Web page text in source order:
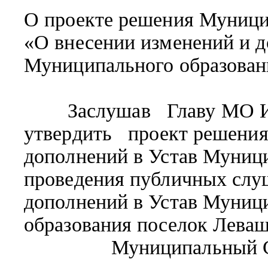
О проекте решения
«О внесении изменений и
Муниципального
Заслушав Главу МО
утвердить проект
дополнений в Устав
проведения публичных
дополнений в Устав
образования поселок
Муниципальный